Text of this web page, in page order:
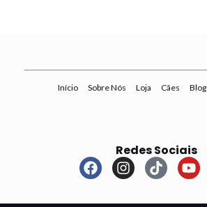
Início Sobre Nós Loja Cães Blog
Redes Sociais
F
a
I
n
T
i
Y
o